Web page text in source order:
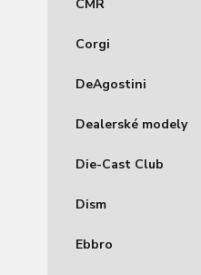
CMR
Corgi
DeAgostini
Dealerské modely
Die-Cast Club
Dism
Ebbro